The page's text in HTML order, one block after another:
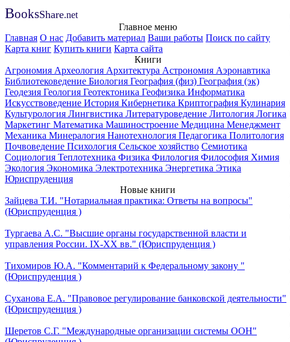
BooksShare.net
Главное меню
Главная О нас Добавить материал Ваши работы Поиск по сайту
Карта книг Купить книги Карта сайта
Книги
Агрономия Археология Архитектура Астрономия Аэронавтика
Библиотековедение Биология География (физ) География (эк)
Геодезия Геология Геотектоника Геофизика Информатика
Искусствоведение История Кибернетика Криптография Кулинария
Культурология Лингвистика Литературоведение Литология Логика
Маркетинг Математика Машиностроение Медицина Менеджмент
Механика Минералогия Нанотехнология Педагогика Политология
Почвоведение Психология Сельское хозяйство Семиотика
Социология Теплотехника Физика Филология Философия Химия
Экология Экономика Электротехника Энергетика Этика
Юриспруденция
Новые книги
Зайцева Т.И. "Нотариальная практика: Ответы на вопросы"
(Юриспруденция )
Тургаева А.С. "Высшие органы государственной власти и
управления России. IХ-ХХ вв." (Юриспруденция )
Тихомиров Ю.А. "Комментарий к Федеральному закону "
(Юриспруденция )
Суханова Е.А. "Правовое регулирование банковской деятельности"
(Юриспруденция )
Шеретов С.Г. "Международные организации системы ООН"